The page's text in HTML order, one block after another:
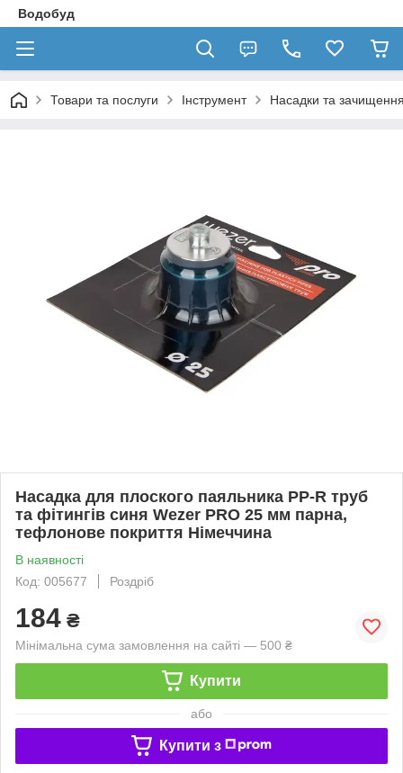
Водобуд
Товари та послуги Інструмент Насадки та
Насадка для плоского паяльника PP-R труб
та фітингів синя Wezer PRO 25 мм парна,
тефлонове покриття Німеччина
В наявності
Код: 005677
Роздріб
184 ₴
Мінімальна сума замовлення на сайті — 500 ₴
Купити
або
Купити з